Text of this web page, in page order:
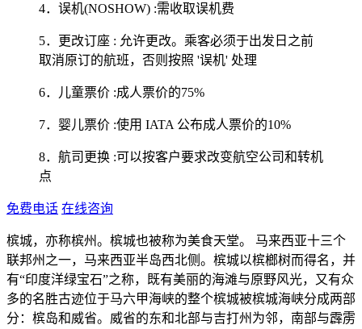
4．误机(NOSHOW) :需收取误机费
5．更改订座 : 允许更改。乘客必须于出发日之前
取消原订的航班，否则按照 '误机' 处理
6．儿童票价 :成人票价的75%
7．婴儿票价 :使用 IATA 公布成人票价的10%
8．航司更换 :可以按客户要求改变航空公司和转机
点
免费电话 在线咨询
槟城，亦称槟州。槟城也被称为美食天堂。 马来西亚十三个
联邦州之一，马来西亚半岛西北侧。槟城以槟榔树而得名，并
有“印度洋绿宝石”之称，既有美丽的海滩与原野风光，又有众
多的名胜古迹位于马六甲海峡的整个槟城被槟城海峡分成两部
分：槟岛和威省。威省的东和北部与吉打州为邻，南部与霹雳